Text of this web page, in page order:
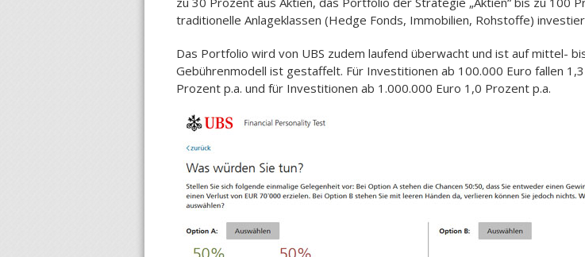
traditionelle Anlageklassen (Hedge Fonds, Immobilien, Rohstoffe)
Das Portfolio wird von UBS zudem laufend überwacht und ist auf mittel-
Gebührenmodell ist gestaffelt. Für Investitionen ab 100.000 Euro fallen
Prozent p.a. und für Investitionen ab 1.000.000 Euro 1,0 Prozent p.a.